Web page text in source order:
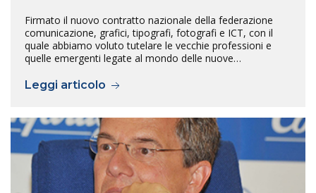
Firmato il nuovo contratto nazionale della federazione
comunicazione, grafici, tipografi, fotografi e ICT, con il
quale abbiamo voluto tutelare le vecchie professioni e
quelle emergenti legate al mondo delle nuove…
Leggi articolo